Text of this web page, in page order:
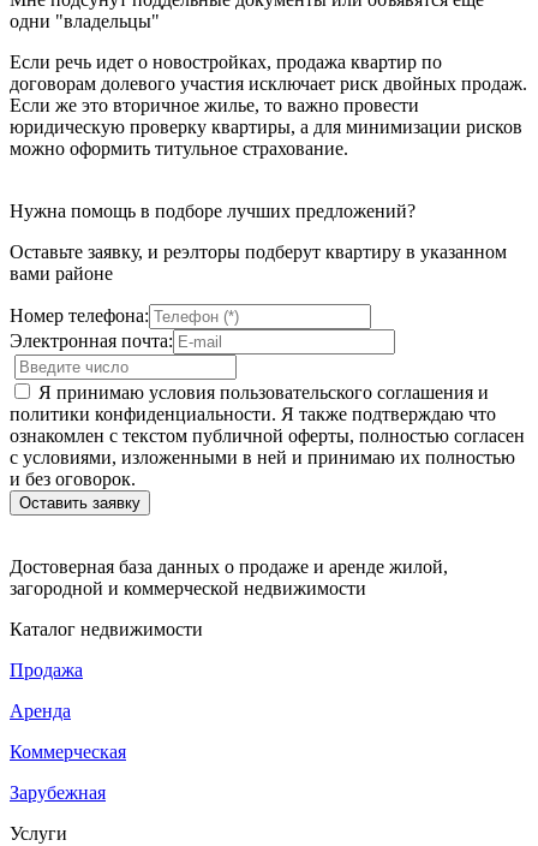
одни "владельцы"
Если речь идет о новостройках, продажа квартир по
договорам долевого участия исключает риск двойных продаж.
Если же это вторичное жилье, то важно провести
юридическую проверку квартиры, а для минимизации рисков
можно оформить титульное страхование.
Нужна помощь в подборе лучших предложений?
Оставьте заявку, и реэлторы подберут квартиру в указанном
вами районе
Номер телефона:
Электронная почта:
Я принимаю условия пользовательского соглашения и
политики конфиденциальности. Я также подтверждаю что
ознакомлен с текстом публичной оферты, полностью согласен
с условиями, изложенными в ней и принимаю их полностью
и без оговорок.
Достоверная база данных о продаже и аренде жилой,
загородной и коммерческой недвижимости
Каталог недвижимости
Продажа
Аренда
Коммерческая
Зарубежная
Услуги